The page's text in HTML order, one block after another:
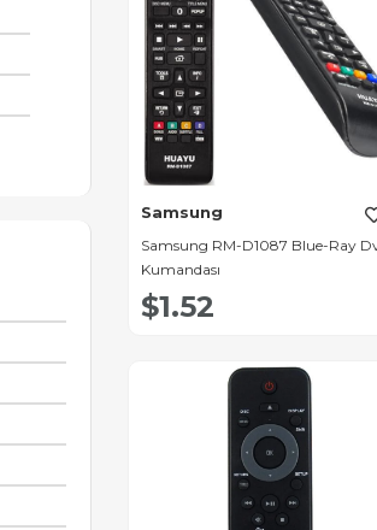
Samsung
Samsung RM-D1087 Blue-Ray
Kumandası
$1.52